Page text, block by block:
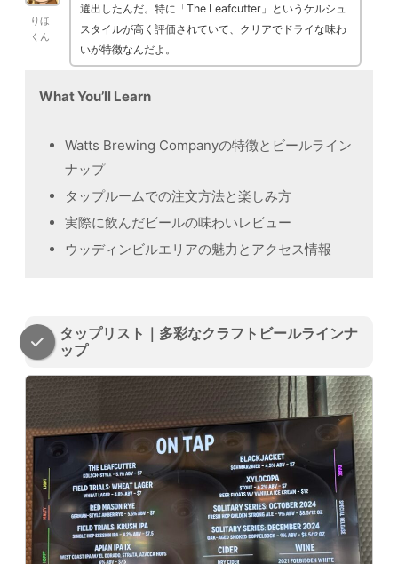
りほ
くん
選出したんだ。特に「The Leafcutter」というケルシュ
スタイルが高く評価されていて、クリアでドライな味わ
いが特徴なんだよ。
What You’ll Learn
Watts Brewing Companyの特徴とビールライン
ナップ
タップルームでの注文方法と楽しみ方
実際に飲んだビールの味わいレビュー
ウッディンビルエリアの魅力とアクセス情報
タップリスト｜多彩なクラフトビールラインナ
ップ